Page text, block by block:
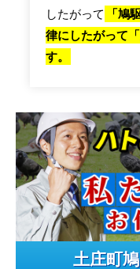
したがって
「鳩
律にしたがって
す。
土庄町